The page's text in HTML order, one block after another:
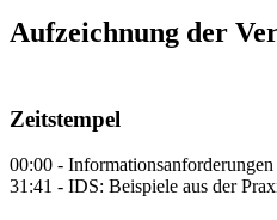
Aufzeichnung der
Zeitstempel
00:00 -
31:41 - IDS: Beispiele aus der